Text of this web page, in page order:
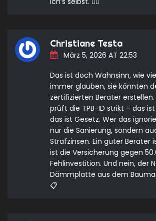
Christiane Testa
März 5, 2026 AT 22:53
Das ist doch Wahnsinn, wie
immer glauben, sie könnten
zertifizierten Berater erstellen.
prüft die TPB-ID strikt – das
das ist Gesetz. Wer das
nur die Sanierung, sondern
Strafzinsen. Ein guter Berater
ist die Versicherung gegen
Fehlinvestition. Und nein, der
Dämmplatte aus dem
📋